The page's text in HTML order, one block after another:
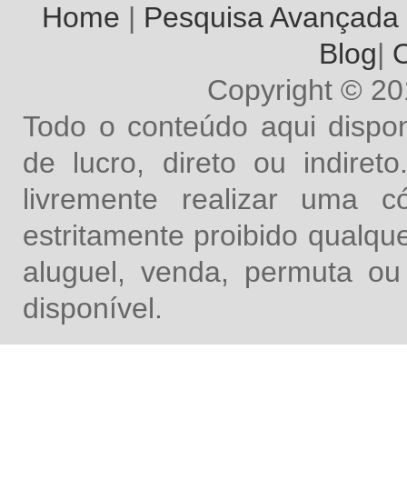
Home | Pesquisa Avançada
Blog|
Copyright ©
Todo o conteúdo aqui
de lucro, direto ou
livremente realizar uma
estritamente proibido
aluguel, venda, permuta
disponível.